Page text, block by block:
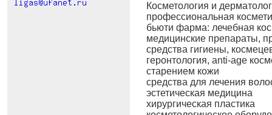
Косметология и
профессиональная
бьюти фарма: лечебная
медицинские препараты,
средства гигиены,
геронтология, anti-age
старением кожи
средства для лечения
эстетическая медицина
хирургическая пластика